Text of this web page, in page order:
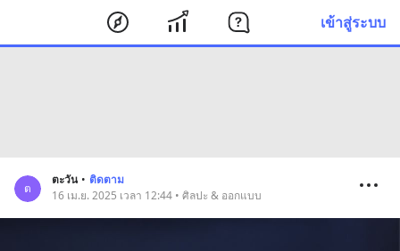
เข้าสู่ระบบ
ต
ตะวัน • ติดตาม
16 เม.ย. 2025 เวลา 12:44 • ศิลปะ & ออกแบบ